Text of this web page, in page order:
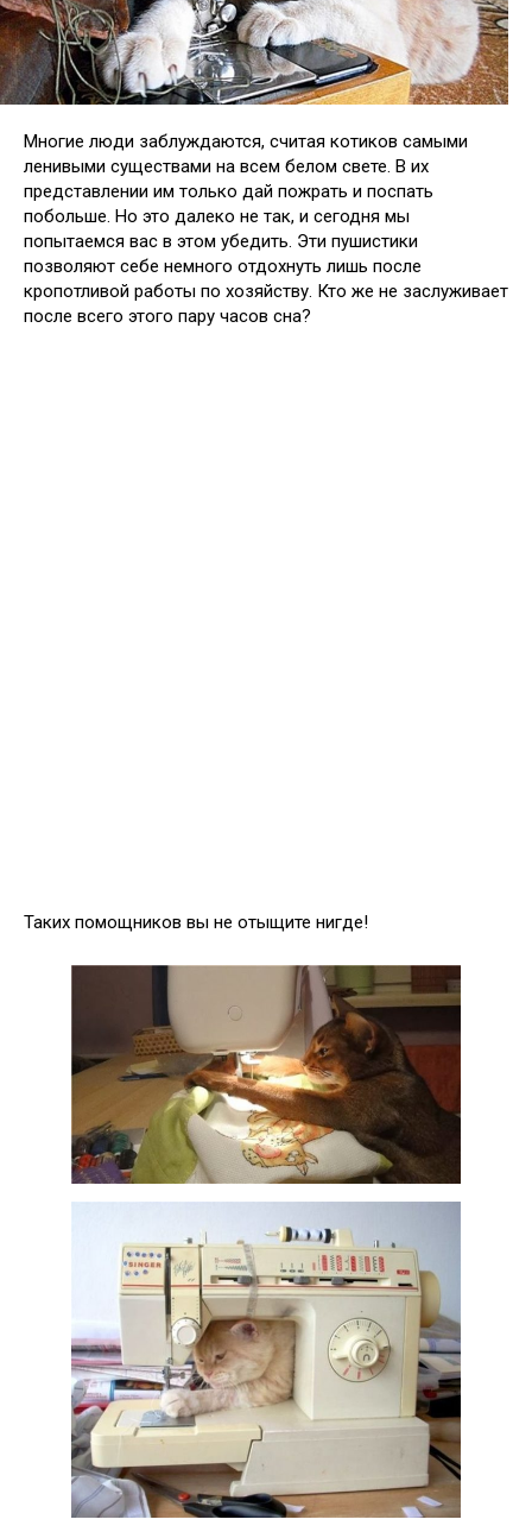
Многие люди заблуждаются, считая котиков самыми
ленивыми существами на всем белом свете. В их
представлении им только дай пожрать и поспать
побольше. Но это далеко не так, и сегодня мы
попытаемся вас в этом убедить. Эти пушистики
позволяют себе немного отдохнуть лишь после
кропотливой работы по хозяйству. Кто же не заслуживает
после всего этого пару часов сна?
Таких помощников вы не отыщите нигде!